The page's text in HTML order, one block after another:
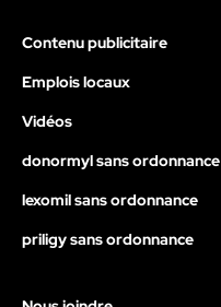
Contenu publicitaire
Emplois locaux
Vidéos
donormyl sans ordonnance
lexomil sans ordonnance
priligy sans ordonnance